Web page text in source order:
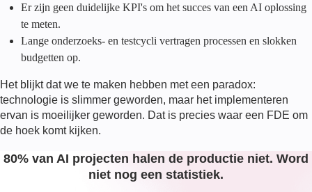
Er zijn geen duidelijke KPI's om het succes van een AI oplossing
te meten.
Lange onderzoeks- en testcycli vertragen processen en slokken
budgetten op.
Het blijkt dat we te maken hebben met een paradox:
technologie is slimmer geworden, maar het implementeren
ervan is moeilijker geworden. Dat is precies waar een FDE om
de hoek komt kijken.
80% van AI projecten halen de productie niet. Word
niet nog een statistiek.